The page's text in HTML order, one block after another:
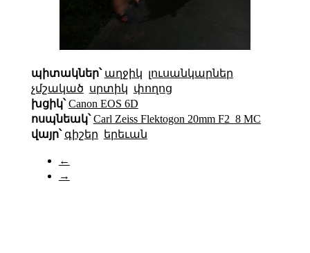
պիտակներ՝ աղջիկ լուսանկարներ
չմշակած սրտիկ փողոց
խցիկ՝ Canon EOS 6D
ոսպնեակ՝ Carl Zeiss Flektogon 20mm F2_8 MC
վայր՝ գիշեր երեւան
←
→